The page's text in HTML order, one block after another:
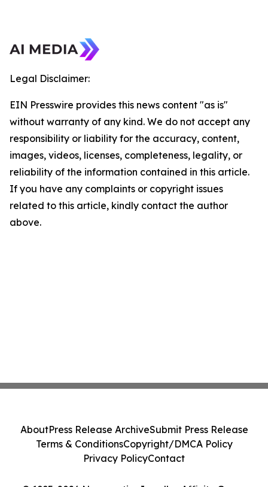
Legal Disclaimer:
EIN Presswire provides this news content "as is"
without warranty of any kind. We do not accept any
responsibility or liability for the accuracy, content,
images, videos, licenses, completeness, legality, or
reliability of the information contained in this article.
If you have any complaints or copyright issues
related to this article, kindly contact the author
above.
AboutPress Release ArchiveSubmit Press Release
Terms & ConditionsCopyright/DMCA Policy
Privacy PolicyContact